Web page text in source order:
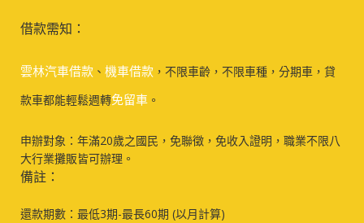
借款需知：
雲林汽車借款 、 機車借款 ，不限車齡，不限車種，分期車，貸
款車都能輕鬆週轉免留車 。
申辦對象：年滿20歲之國民，免聯徵，免收入證明，職業不限八
大行業攤販皆可辦理。
備註：
還款期數：最低3期-最長60期 (以月計算)